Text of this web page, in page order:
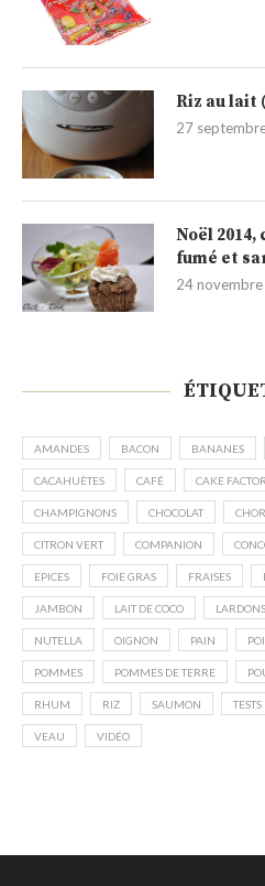
Riz au lait
27
Noël 2014,
fumé et
24
AMANDES BACON BANANES
CACAHUÈTES CAFÉ CAKE
CHAMPIGNONS CHOCOLAT
CITRON VERT COMPANION
EPICES FOIE GRAS FRAISES
JAMBON LAIT DE COCO LARDONS
NUTELLA OIGNON PAIN
POMMES POMMES DE TERRE
RHUM RIZ SAUMON TESTS
VEAU VIDÉO